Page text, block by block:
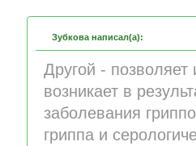
Зубкова написал(а):
Другой - позволяет
возникает в
заболевания
гриппа и